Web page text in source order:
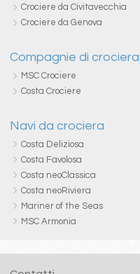
Crociere da Civitavecchia
Crociere da Genova
Compagnie di crociera
MSC Crociere
Costa Crociere
Navi da crociera
Costa Deliziosa
Costa Favolosa
Costa neoClassica
Costa neoRiviera
Mariner of the Seas
MSC Armonia